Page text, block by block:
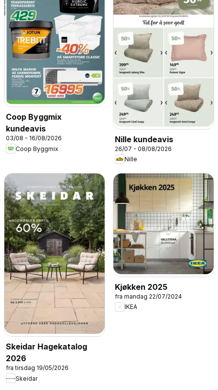
Coop Byggmix
kundeavis
03/08 - 16/08/2026
Coop Byggmix
Nille kundeavis
26/07 - 08/08/2026
Nille
Skeidar Hagekatalog
2026
fra tirsdag 19/05/2026
Skeidar
Kjøkken 2025
fra mandag 22/07/2024
IKEA